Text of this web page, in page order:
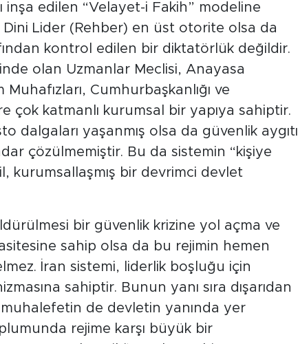
inşa edilen “Velayet-i Fakih” modeline
Lider (Rehber) en üst otorite olsa da
kontrol edilen bir diktatörlük değildir.
olan Uzmanlar Meclisi, Anayasa
Cumhurbaşkanlığı ve
çok katmanlı kurumsal bir yapıya sahiptir.
dalgaları yaşanmış olsa da güvenlik aygıtı
çözülmemiştir. Bu da sistemin “kişiye
kurumsallaşmış bir devrimci devlet
bir güvenlik krizine yol açma ve
sahip olsa da bu rejimin hemen
İran sistemi, liderlik boşluğu için
sahiptir. Bunun yanı sıra dışarıdan
muhalefetin de devletin yanında yer
rejime karşı büyük bir